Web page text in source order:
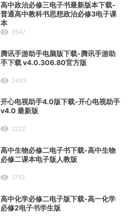
高中政治必修三电子书最新版本下载-
普通高中教科书思想政治必修3电子课
本
2547
腾讯手游助手电脑版下载-腾讯手游助
手下载 v4.0.306.80官方版
2483
开心电视助手4.0版下载-开心电视助手
v4.0 最新版
2222
高中生物必修二电子书下载-高中生物
必修二课本电子版人教版
1710
高中化学必修二电子版下载-高一化学
必修2电子书学生版